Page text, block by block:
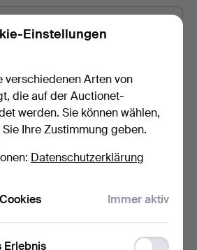
Enladungen zu Veranstaltungen und
das Abonnement ganz einfach
mehr interessiert sind.
Auctionet-Newsletter. (freiwillig)
ganz einfach beenden, falls Sie
Einstellungen
verschiedenen Arten von
die auf der Auctionet-
werden. Sie können wählen,
Ihre Zustimmung geben.
Datenschutzerklärung
Immer aktiv
Erlebnis